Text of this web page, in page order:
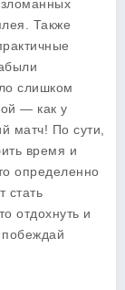
Также
слишком
— как у
матч! По сути
время и
определенно
стать
отдохнуть и